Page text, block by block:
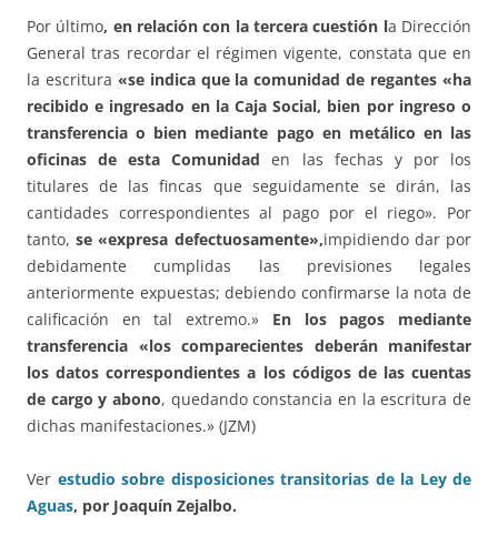
Por último, en relación con la tercera cuestión la Dirección
General tras recordar el régimen vigente, constata que en
la escritura «se indica que la comunidad de regantes «ha
recibido e ingresado en la Caja Social, bien por ingreso o
transferencia o bien mediante pago en metálico en las
oficinas de esta Comunidaden las fechas y por los
titulares de las fincas que seguidamente se dirán, las
cantidades correspondientes al pago por el riego». Por
tanto,se «expresa defectuosamente»,impidiendo dar por
debidamente cumplidas las previsiones legales
anteriormente expuestas; debiendo confirmarse la nota de
calificación en tal extremo.» En los pagos mediante
transferencia «los comparecientes deberán manifestar
los datos correspondientes a los códigos de las cuentas
de cargo y abono, quedando constancia en la escritura de
dichas manifestaciones.» (JZM)
Ver estudio sobre disposiciones transitorias de la Ley de
Aguas, por Joaquín Zejalbo.